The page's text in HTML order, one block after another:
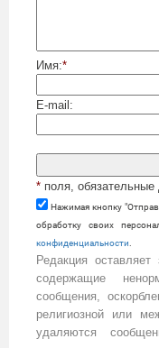
Имя:*
E-mail:
* поля,
Нажимая кнопку
обработку своих
конфиденциальности
Редакция
содержащие
сообщения,
религиозной или
удаляются